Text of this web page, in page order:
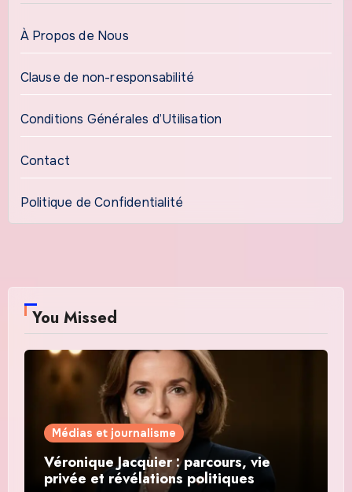
À Propos de Nous
Clause de non-responsabilité
Conditions Générales d’Utilisation
Contact
Politique de Confidentialité
You Missed
Médias et journalisme
Véronique Jacquier : parcours, vie
privée et révélations politiques